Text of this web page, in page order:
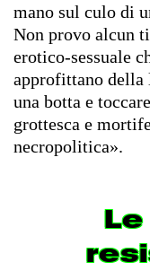
mano sul culo di
Non provo alcun
erotico-sessuale
approfittano della
una botta e
grottesca e
necropolitica».